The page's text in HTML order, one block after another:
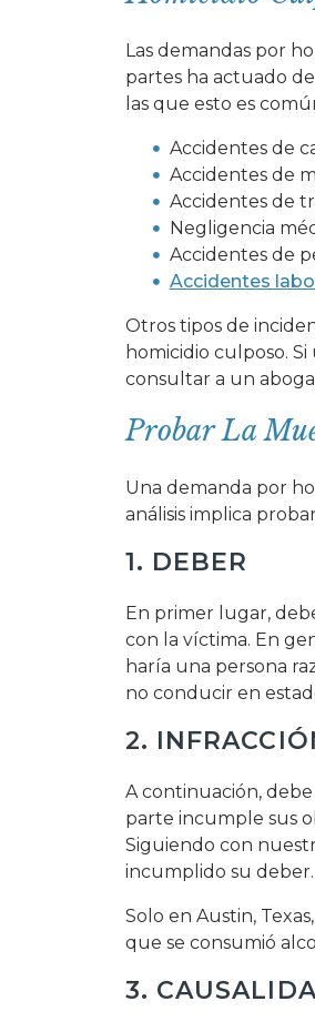
Las demandas por
partes ha actuado
las que esto es
Accidentes de
Accidentes de
Accidentes de
Negligencia
Accidentes de
Accidentes
Otros tipos de
homicidio culposo.
consultar a un
Probar La
Una demanda por
análisis implica
1. DEBER
En primer lugar,
con la víctima. En
haría una persona
no conducir en
2.
A continuación,
parte incumple sus
Siguiendo con
incumplido su deber.
Solo en Austin,
que se consumió
3.